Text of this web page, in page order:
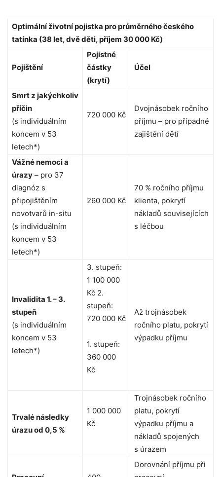
Optimální životní pojistka pro průměrného českého
tatínka (38 let, dvě děti, příjem 30 000 Kč)
Pojištění
Pojistné
částky
(krytí)
Účel
Smrt z jakýchkoliv
příčin
(s individuálním
koncem v 53
letech*)
720 000 Kč
Dvojnásobek ročního
příjmu – pro případné
zajištění dětí
Vážné nemoci a
úrazy – pro 37
diagnóz s
připojištěním
novotvarů in-situ
(s individuálním
koncem v 53
letech*)
260 000 Kč
70 % ročního příjmu
klienta, pokrytí
nákladů souvisejících
s léčbou
Invalidita 1. – 3.
stupeň
(s individuálním
koncem v 53
letech*)
3. stupeň:
1 100 000
Kč 2.
stupeň:
720 000 Kč
1. stupeň:
360 000
Kč
Až trojnásobek
ročního platu, pokrytí
výpadku příjmu
Trvalé následky
úrazu od 0,5 %
1 000 000
Kč
Trojnásobek ročního
platu, pokrytí
výpadku příjmu a
nákladů spojených
s úrazem
Dorovnání příjmu při